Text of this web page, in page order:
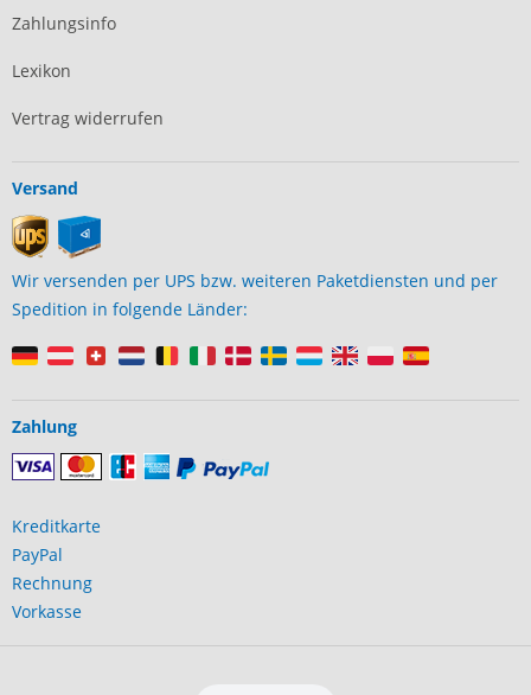
Zahlungsinfo
Lexikon
Vertrag widerrufen
Versand
Wir versenden per UPS bzw. weiteren Paketdiensten und per
Spedition in folgende Länder:
Zahlung
Kreditkarte
PayPal
Rechnung
Vorkasse